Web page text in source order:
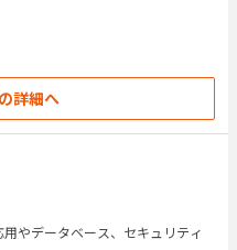
詳細へ
やデータベース、セキュリティ